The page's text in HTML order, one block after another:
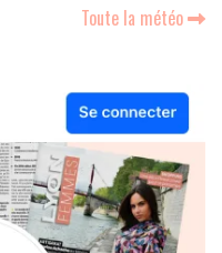
Toute la météo